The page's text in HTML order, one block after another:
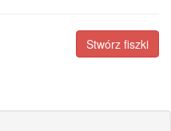
Stwórz fiszki